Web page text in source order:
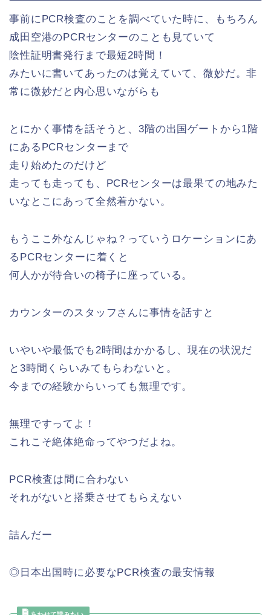
事前にPCR検査のことを調べていた時に、もちろん
成田空港のPCRセンターのことも見ていて
陰性証明書発行まで最短2時間！
みたいに書いてあったのは覚えていて、微妙だ。非
常に微妙だと内心思いながらも
とにかく事情を話そうと、3階の出国ゲートから1階
にあるPCRセンターまで
走り始めたのだけど
走っても走っても、PCRセンターは最果ての地みた
いなとこにあって全然着かない。
もうここ外なんじゃね？っていうロケーションにあ
るPCRセンターに着くと
何人かが待合いの椅子に座っている。
カウンターのスタッフさんに事情を話すと
いやいや最低でも2時間はかかるし、現在の状況だ
と3時間くらいみてもらわないと。
今までの経験からいっても無理です。
無理ですってよ！
これこそ絶体絶命ってやつだよね。
PCR検査は間に合わない
それがないと搭乗させてもらえない
詰んだー
◎日本出国時に必要なPCR検査の最安情報